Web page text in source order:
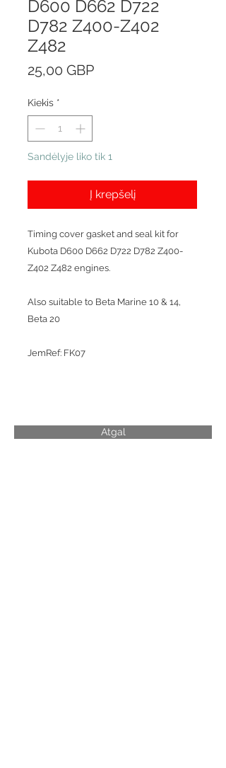
D600 D662 D722
D782 Z400-Z402
Z482
25,00 GBPPrice
Kiekis *
Sandėlyje liko tik 1
Į krepšelį
Timing cover gasket and seal kit for
Kubota D600 D662 D722 D782 Z400-
Z402 Z482 engines.
Also suitable to Beta Marine 10 & 14,
Beta 20
JemRef: FK07
Atgal